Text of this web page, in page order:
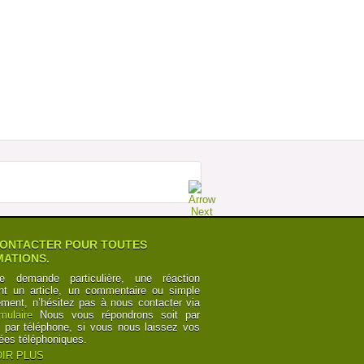
03-06-2014 à 00h21
POUR TOUTES
demande particulière, une réaction
un article, un commentaire ou simple
n’hésitez pas à nous contacter via
Nous vous répondrons soit par
par téléphone, si vous nous laissez vos
téléphoniques.
PLUS